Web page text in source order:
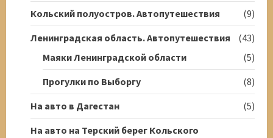
Кольский полуостров. Автопутешествия
(9)
Ленинградская область. Автопутешествия
(43)
Маяки Ленинградской области
(5)
Прогулки по Выборгу
(8)
На авто в Дагестан
(5)
На авто на Терский берег Кольского